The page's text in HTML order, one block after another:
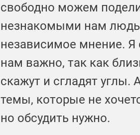
свободно можем
незнакомыми нам
независимое мнение. Я
нам важно, так как
скажут и сгладят углы.
темы, которые не
но обсудить нужно.